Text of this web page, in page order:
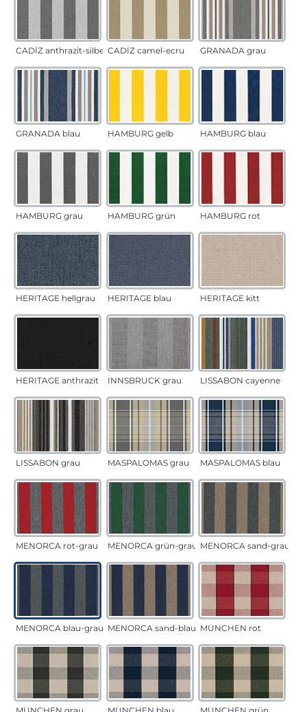
CADÍZ anthrazit-silber CADÍZ camel-ecru GRANADA grau
GRANADA blau HAMBURG gelb HAMBURG blau
HAMBURG grau HAMBURG grün HAMBURG rot
HERITAGE hellgrau HERITAGE blau HERITAGE kitt
HERITAGE anthrazit INNSBRUCK grau LISSABON cayenne
LISSABON grau MASPALOMAS grau MASPALOMAS blau
MENORCA rot-grau MENORCA grün-grau MENORCA sand-grau
MENORCA blau-grau MENORCA sand-blau MÜNCHEN rot